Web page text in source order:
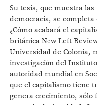
Su tesis, que muestra
democracia, se
¿Cómo acabará el
británica New Left
Universidad de Colonia,
investigación del
autoridad mundial en
que el capitalismo tiene
genera crecimiento, sólo